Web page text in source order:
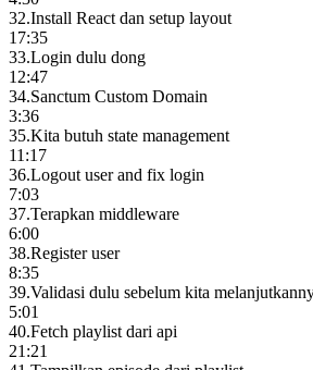
32.Install React dan setup layout
17:35
33.Login dulu dong
12:47
34.Sanctum Custom Domain
3:36
35.Kita butuh state management
11:17
36.Logout user and fix login
7:03
37.Terapkan middleware
6:00
38.Register user
8:35
39.Validasi dulu sebelum kita
5:01
40.Fetch playlist dari api
21:21